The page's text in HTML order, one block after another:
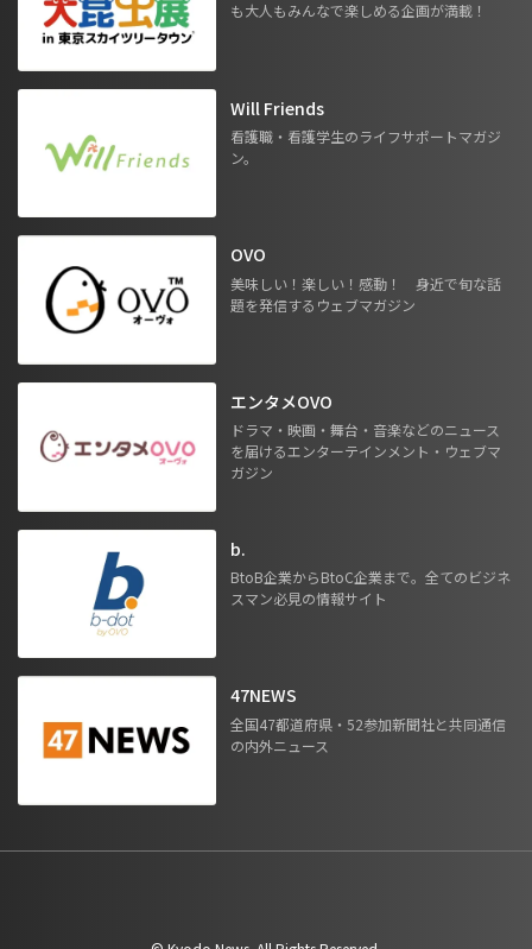
も大人もみんなで楽しめる企画が満載！
Will Friends
看護職・看護学生のライフサポートマガジ
ン。
OVO
美味しい！楽しい！感動！ 身近で旬な話
題を発信するウェブマガジン
エンタメOVO
ドラマ・映画・舞台・音楽などのニュース
を届けるエンターテインメント・ウェブマ
ガジン
b.
BtoB企業からBtoC企業まで。全てのビジネ
スマン必見の情報サイト
47NEWS
全国47都道府県・52参加新聞社と共同通信
の内外ニュース